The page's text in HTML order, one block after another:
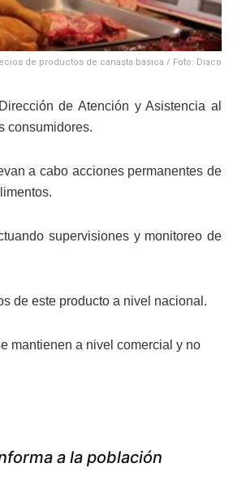
de productos de canasta básica / Foto: Diaco
de Atención y Asistencia al
consumidores.
a cabo acciones permanentes de
supervisiones y monitoreo de
de este producto a nivel nacional.
mantienen a nivel comercial y no
a la población